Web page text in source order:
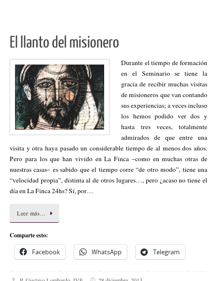
El llanto del misionero
Durante el tiempo de formación
en el Seminario se tiene la
gracia de recibir muchas visitas
de misioneros que van contando
sus experiencias; a veces incluso
los hemos podido ver dos y
hasta tres veces, totalmente
admirados de que entre una
visita y otra haya pasado un considerable tiempo de al menos dos años.
Pero para los que han vivido en La Finca –como en muchas otras de
nuestras casas– es sabido que el tiempo corre “de otro modo”, tiene una
“velocidad propia”, distinta al de otros lugares…, pero ¿acaso no tiene el
día en La Finca 24hs? Sí, por…
Leer más…
Comparte esto:
Facebook WhatsApp Telegram